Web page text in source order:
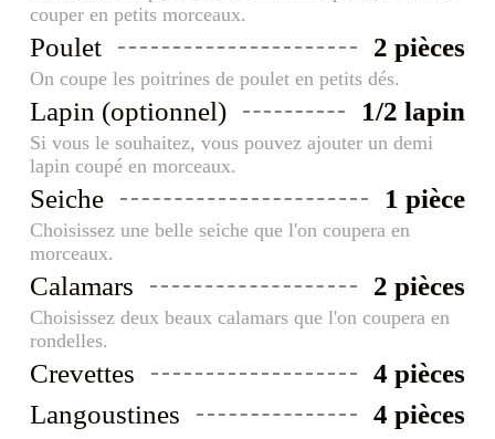
couper en petits morceaux.
Poulet 2 pièces
On coupe les poitrines de poulet en petits dés.
Lapin (optionnel) 1/2 lapin
Si vous le souhaitez, vous pouvez ajouter un demi
lapin coupé en morceaux.
Seiche 1 pièce
Choisissez une belle seiche que l'on coupera en
morceaux.
Calamars 2 pièces
Choisissez deux beaux calamars que l'on coupera en
rondelles.
Crevettes
4 pièces
Langoustines
4 pièces